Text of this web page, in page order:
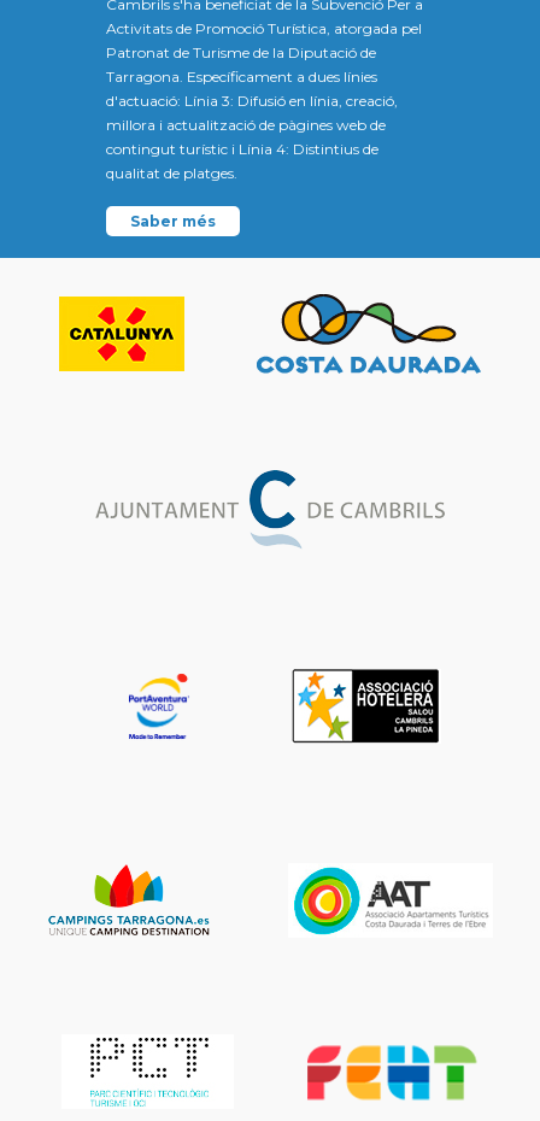
Cambrils s'ha beneficiat de la Subvenció Per a
Activitats de Promoció Turística, atorgada pel
Patronat de Turisme de la Diputació de
Tarragona. Específicament a dues línies
d'actuació: Línia 3: Difusió en línia, creació,
millora i actualització de pàgines web de
contingut turístic i Línia 4: Distintius de
qualitat de platges.
Saber més